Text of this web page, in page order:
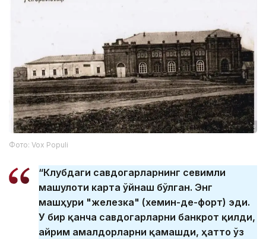
Фото: Vox Populi
“Клубдаги савдогарларнинг севимли
машғулоти карта ўйнаш бўлган. Энг
машҳури "железка" (хемин-де-форт) эди.
У бир қанча савдогарларни банкрот қилди,
айрим амалдорларни қамашди, ҳатто ўз